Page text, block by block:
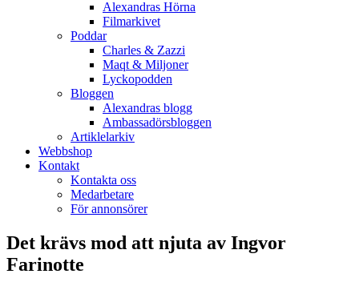
Alexandras Hörna
Filmarkivet
Poddar
Charles & Zazzi
Maqt & Miljoner
Lyckopodden
Bloggen
Alexandras blogg
Ambassadörsbloggen
Artiklelarkiv
Webbshop
Kontakt
Kontakta oss
Medarbetare
För annonsörer
Det krävs mod att njuta av Ingvor
Farinotte